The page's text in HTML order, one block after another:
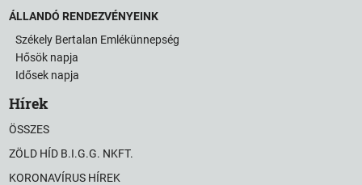
ÁLLANDÓ RENDEZVÉNYEINK
Székely Bertalan Emlékünnepség
Hősök napja
Idősek napja
Hírek
ÖSSZES
ZÖLD HÍD B.I.G.G. NKFT.
KORONAVÍRUS HÍREK